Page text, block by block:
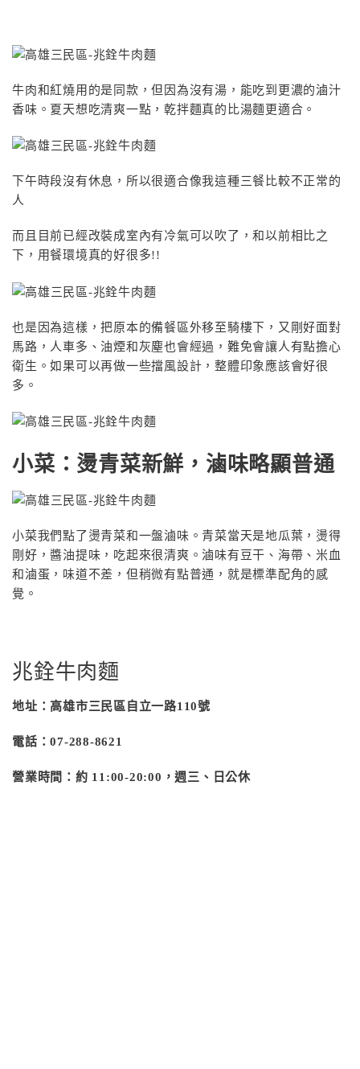
牛肉和紅燒用的是同款，但因為沒有湯，能吃到更濃的滷汁
香味。夏天想吃清爽一點，乾拌麵真的比湯麵更適合。
下午時段沒有休息，所以很適合像我這種三餐比較不正常的
人
而且目前已經改裝成室內有冷氣可以吹了，和以前相比之
下，用餐環境真的好很多!!
也是因為這樣，把原本的備餐區外移至騎樓下，又剛好面對
馬路，人車多、油煙和灰塵也會經過，難免會讓人有點擔心
衛生。如果可以再做一些擋風設計，整體印象應該會好很
多。
小菜：燙青菜新鮮，滷味略顯普通
小菜我們點了燙青菜和一盤滷味。青菜當天是地瓜葉，燙得
剛好，醬油提味，吃起來很清爽。滷味有豆干、海帶、米血
和滷蛋，味道不差，但稍微有點普通，就是標準配角的感
覺。
兆銓牛肉麵
地址：高雄市三民區自立一路110號
電話：07‑288‑8621
營業時間：約 11:00‑20:00，週三、日公休